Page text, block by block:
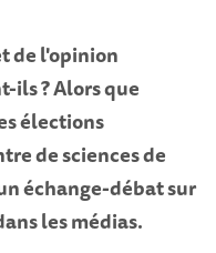
de l'opinion
ils ? Alors que
élections
de sciences de
échange-débat sur
les médias.